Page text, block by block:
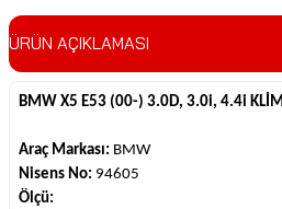
ÜRÜN AÇIKLAMASI
BMW X5 E53 (00-) 3.0D, 3.0i, 4.4i
Araç Markası: BMW
Nisens No: 94605
Ölçü: